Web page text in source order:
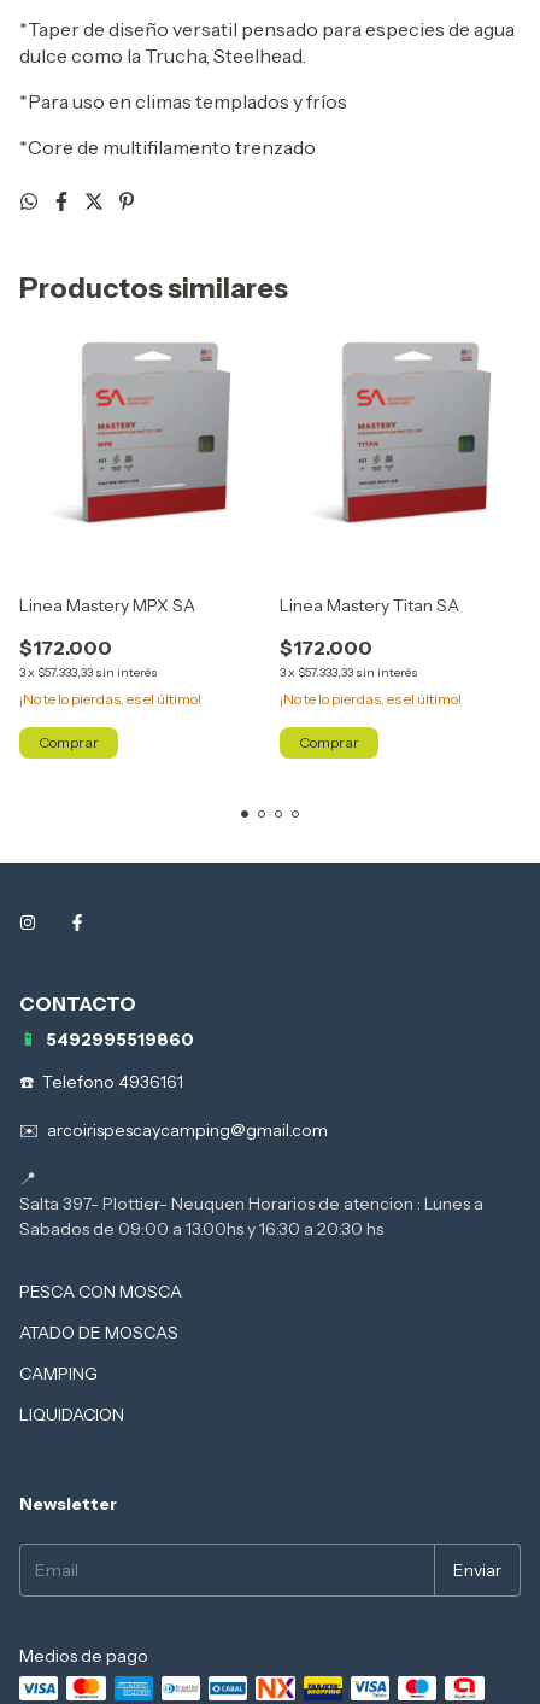
*Taper de diseño versatil pensado para especies de agua
dulce como la Trucha, Steelhead.
*Para uso en climas templados y fríos
*Core de multifilamento trenzado
Productos similares
Linea Mastery MPX SA
$172.000
3x $57.333,33 sin interés
¡No te lo pierdas, es el último!
Comprar
Linea Mastery Titan SA
$172.000
3x $57.333,33 sin interés
¡No te lo pierdas, es el último!
Comprar
5492995519860
Telefono 4936161
arcoirispescaycamping@gmail.com
Salta 397- Plottier- Neuquen Horarios de atencion : Lunes a
PESCA CON MOSCA
ATADO DE MOSCAS
CAMPING
LIQUIDACION
Newsletter
Medios de pago